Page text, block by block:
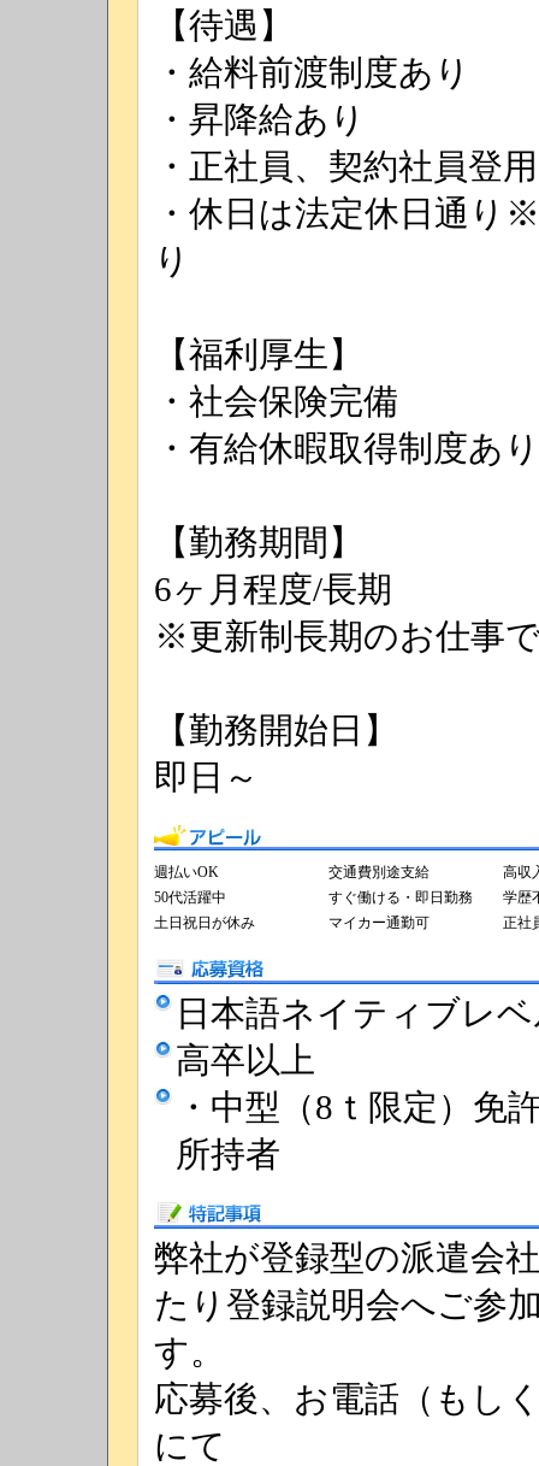
【待遇】
・給料前渡制度あり
・昇降給あり
・正社員、契約社員登
・休日は法定休日通り
り
【福利厚生】
・社会保険完備
・有給休暇取得制度あり
【勤務期間】
6ヶ月程度/長期
※更新制長期のお仕事
【勤務開始日】
即日～
アピール
週払いOK 交通費別途支給
高収
50代活躍中
すぐ働ける・即日勤務
学歴
土日祝日が休み
マイカー通勤可 正社
応募資格
日本語ネイティブレ
高卒以上
・中型（8ｔ限定）免
所持者
特記事項
弊社が登録型の派遣会
たり登録説明会へご参
す。
応募後、お電話（もし
にて